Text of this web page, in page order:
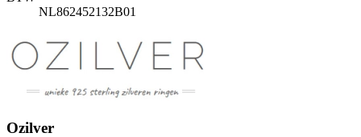
NL862452132B01
Ozilver